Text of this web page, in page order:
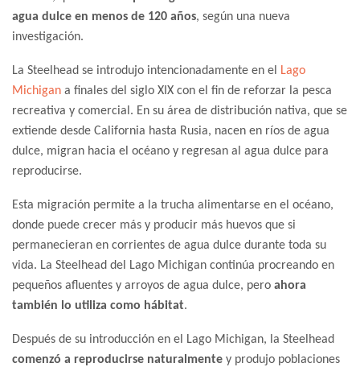
agua dulce en menos de 120 años, según una nueva
investigación.
La Steelhead se introdujo intencionadamente en el
Lago
Michigan a finales del siglo XIX con el fin de reforzar la pesca
recreativa y comercial. En su área de distribución nativa, que se
extiende desde California hasta Rusia, nacen en ríos de agua
dulce, migran hacia el océano y regresan al agua dulce para
reproducirse.
Esta migración permite a la trucha alimentarse en el océano,
donde puede crecer más y producir más huevos que si
permanecieran en corrientes de agua dulce durante toda su
vida. La Steelhead del Lago Michigan continúa procreando en
pequeños afluentes y arroyos de agua dulce, pero ahora
también lo utiliza como hábitat.
Después de su introducción en el Lago Michigan, la Steelhead
comenzó a reproducirse naturalmente y produjo poblaciones